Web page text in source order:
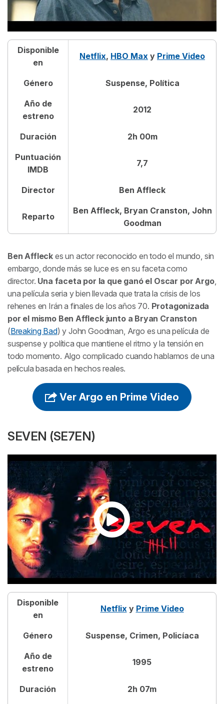
Disponible
en
Netflix, HBO Max y Prime Video
Género Suspense, Política
Año de
estreno
2012
Duración 2h 00m
Puntuación
IMDB
7,7
Director Ben Affleck
Reparto
Ben Affleck, Bryan Cranston, John
Goodman
Ben Affleck es un actor reconocido en todo el mundo, sin
embargo, donde más se luce es en su faceta como
director. Una faceta por la que ganó el Oscar porArgo,
una película seria y bien llevada que trata la crisis de los
rehenes en Irán a finales de los años 70. Protagonizada
por el mismo Ben Affleck junto a Bryan Cranston
(Breaking Bad) y John Goodman, Argo es una película de
suspense y política que mantiene el ritmo y la tensión en
todo momento. Algo complicado cuando hablamos de una
película basada en hechos reales.
Ver Argo en Prime Video
SEVEN (SE7EN)
Disponible
en
Netflixy Prime Video
Género Suspense, Crimen, Policíaca
Año de
estreno
1995
Duración 2h 07m